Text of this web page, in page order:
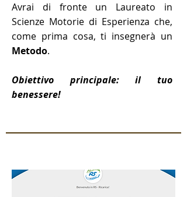
Avrai di fronte un Laureato in
Scienze Motorie di Esperienza che,
come prima cosa, ti insegnerà un
Metodo.
Obiettivo principale: il tuo
benessere!